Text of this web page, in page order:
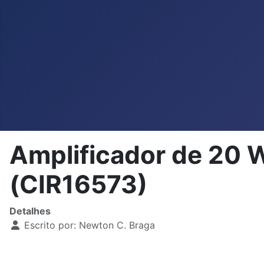
Amplificador de 20
(CIR16573)
Detalhes
Escrito por: Newton C. Braga